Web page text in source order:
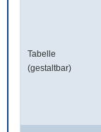
Tabelle
(gestaltbar)